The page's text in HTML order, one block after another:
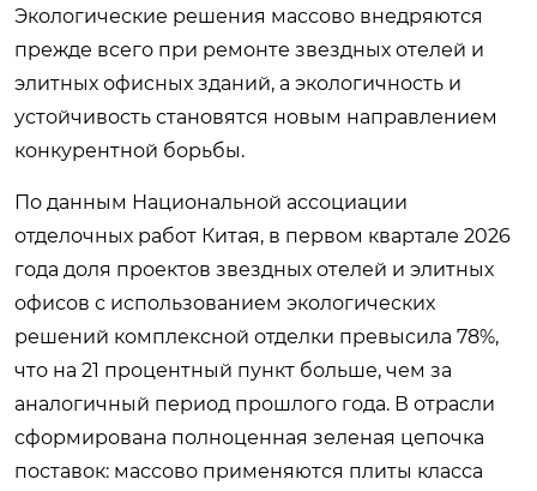
Экологические решения массово внедряются
прежде всего при ремонте звездных отелей и
элитных офисных зданий, а экологичность и
устойчивость становятся новым направлением
конкурентной борьбы.
По данным Национальной ассоциации
отделочных работ Китая, в первом квартале 2026
года доля проектов звездных отелей и элитных
офисов с использованием экологических
решений комплексной отделки превысила 78%,
что на 21 процентный пункт больше, чем за
аналогичный период прошлого года. В отрасли
сформирована полноценная зеленая цепочка
поставок: массово применяются плиты класса